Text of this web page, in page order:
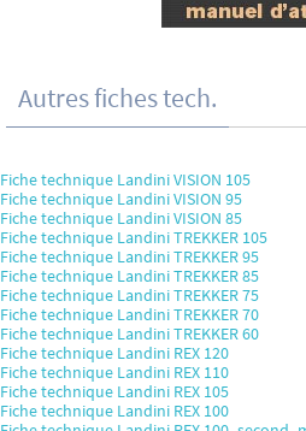
Autres fiches tech.
Fiche technique Landini VISION 105
Fiche technique Landini VISION 95
Fiche technique Landini VISION 85
Fiche technique Landini TREKKER 105
Fiche technique Landini TREKKER 95
Fiche technique Landini TREKKER 85
Fiche technique Landini TREKKER 75
Fiche technique Landini TREKKER 70
Fiche technique Landini TREKKER 60
Fiche technique Landini REX 120
Fiche technique Landini REX 110
Fiche technique Landini REX 105
Fiche technique Landini REX 100